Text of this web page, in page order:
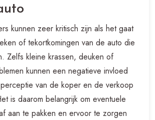
kunnen zeer kritisch zijn als het gaat
of tekortkomingen van de auto die
Zelfs kleine krassen, deuken of
kunnen een negatieve invloed
van de koper en de verkoop
is daarom belangrijk om eventuele
aan te pakken en ervoor te zorgen